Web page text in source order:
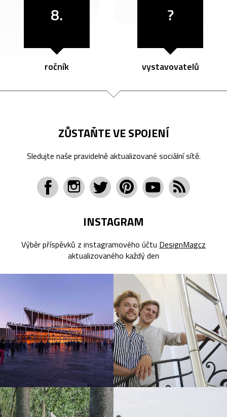
8.
ročník
?
vystavovatelů
ZŮSTAŇTE VE SPOJENÍ
Sledujte naše pravidelně aktualizované sociální sítě.
INSTAGRAM
Výběr příspěvků z instagramového účtu DesignMagcz
aktualizovaného každý den